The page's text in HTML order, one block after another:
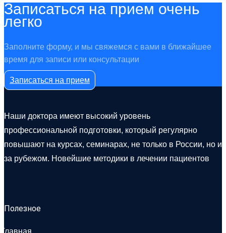
Записаться на прием очень
легко
Заполните форму, и мы свяжемся с вами в ближайшее
время для записи или консультации
Записаться на прием
Наши доктора имеют высокий уровень
профессиональной подготовки, который регулярно
повышают на курсах, семинарах, не только в России, но и
за рубежом. Новейшие методики в лечении пациентов
Полезное
Главная